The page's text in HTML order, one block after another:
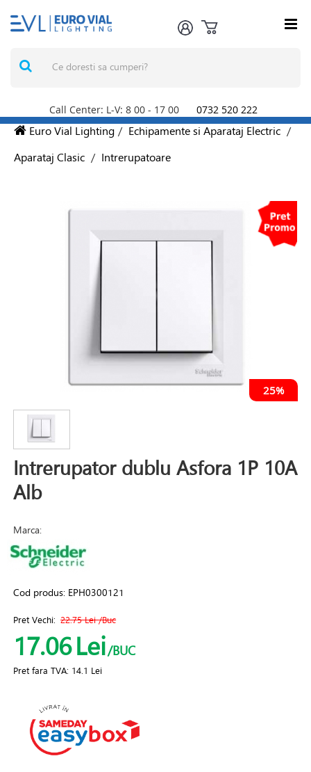
Call Center: L-V: 8 00 - 17 00 0732 520 222
Euro Vial Lighting / Echipamente si Aparataj Electric /
Aparataj Clasic / Intrerupatoare
25%
Intrerupator dublu Asfora 1P 10A
Alb
Marca:
Cod produs: EPH0300121
Pret Vechi: 22.75 Lei/Buc
17.06Lei/BUC
Pret fara TVA: 14.1 Lei